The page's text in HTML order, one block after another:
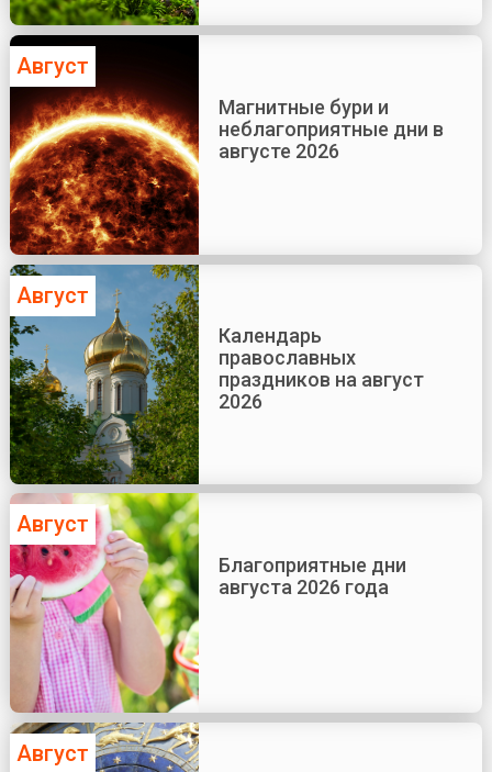
Август
Магнитные бури и
неблагоприятные дни в
августе 2026
Август
Календарь
православных
праздников на август
2026
Август
Благоприятные дни
августа 2026 года
Август